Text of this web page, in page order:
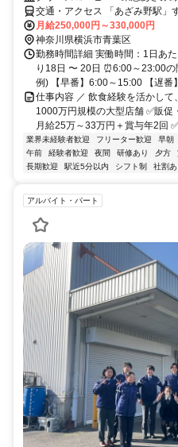
交通・アクセス 「あざみ野駅」
給・賞与あり！社員割引あり
月給250,000円～330,000円
神奈川県横浜市青葉区
勤務時間詳細 実働時間：1日あ
り18日 〜 20日 ⏰6:00～23:00
例) 【早番】6:00～15:00 【遅番
仕事内容 ／ 飲食経験を活かして
1000万円規模の大型店舗 ✅販
月給25万～33万円＋賞与年2回
業界未経験者歓迎 フリーター歓迎 早朝
午前
経験者歓迎 夜間 研修あり 夕方
長期歓迎
駅近5分以内 シフト制 社割あ
アルバイト・パート